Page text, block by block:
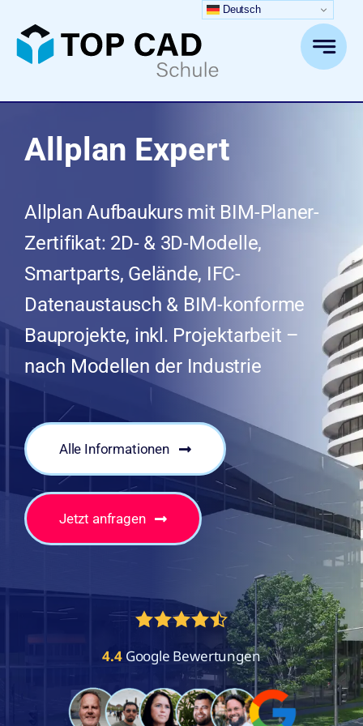
Inhalt
springen
Allplan Expert
Allplan Aufbaukurs mit BIM-Planer-
Zertifikat: 2D- & 3D-Modelle,
Smartparts, Gelände, IFC-
Datenaustausch & BIM-konforme
Bauprojekte, inkl. Projektarbeit –
nach Modellen der Industrie
Alle Informationen
Jetzt anfragen
4.4Google Bewertungen
Deutsch